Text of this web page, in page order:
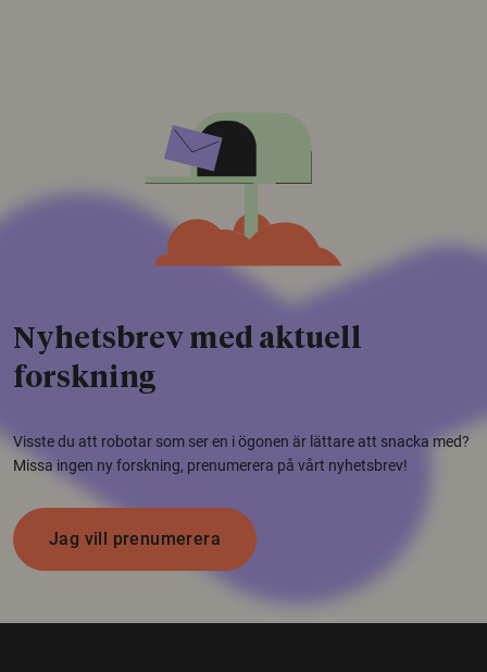
Nyhetsbrev med aktuell
forskning
Visste du att robotar som ser en i ögonen är lättare att snacka med?
Missa ingen ny forskning, prenumerera på vårt nyhetsbrev!
Jag vill prenumerera